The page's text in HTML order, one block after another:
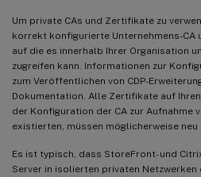
Um private CAs und Zertifikate zu
korrekt konfigurierte Unternehmens-CA
auf die es innerhalb Ihrer Organisation
zugreifen kann. Informationen zur
zum Veröffentlichen von CDP-
Dokumentation. Alle Zertifikate auf
der Konfiguration der CA zur Aufnahme
existierten, müssen möglicherweise neu
Es ist typisch, dass StoreFront- und
Server in isolierten privaten